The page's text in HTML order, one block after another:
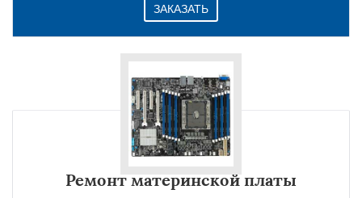
ЗАКАЗАТЬ
Ремонт материнской платы